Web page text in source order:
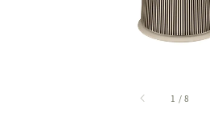
1 /8